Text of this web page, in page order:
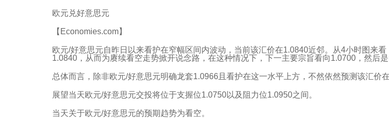
欧元兑好意思元
【Economies.com】
欧元/好意思元自昨日以来看护在窄幅区间内波动，当前该汇价在1.0840近邻。从4小时图来
1.0840，从而为赓续看空走势掀开说念路，在这种情况下，下一主要宗旨看向1.0700，然后是
总体而言，除非欧元/好意思元明确龙套1.0966且看护在这一水平上方，不然依然预测该汇价
展望当天欧元/好意思元交投将位于支握位1.0750以及阻力位1.0950之间。
当天关于欧元/好意思元的预期趋势为看空。